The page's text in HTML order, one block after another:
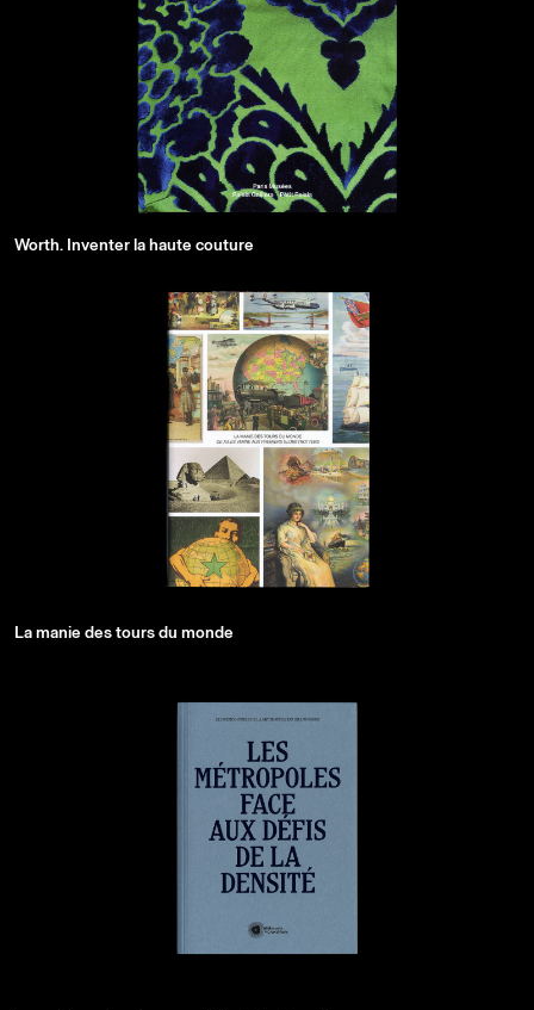
Worth. Inventer la haute couture
La manie des tours du monde